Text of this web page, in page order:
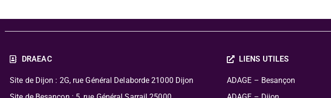
DRAEAC
Site de Dijon : 2G, rue Général Delaborde 21000 Dijon
LIENS UTILES
ADAGE – Besançon